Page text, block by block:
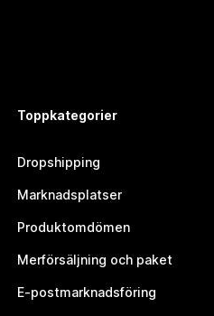
Toppkategorier
Dropshipping
Marknadsplatser
Produktomdömen
Merförsäljning och paket
E-postmarknadsföring